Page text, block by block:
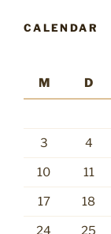
CALENDAR
M
D
3 4
10 11
17 18
24 25